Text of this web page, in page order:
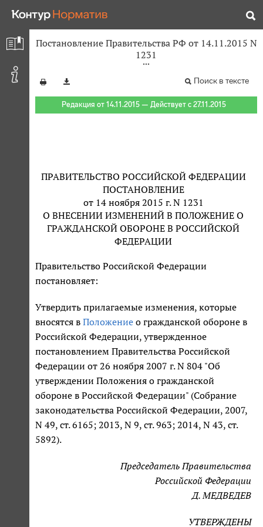
Постановление Правительства РФ от 14.11.2015 N
1231
Поиск в тексте
Редакция от 14.11.2015 — Действует с 27.11.2015
ПРАВИТЕЛЬСТВО РОССИЙСКОЙ ФЕДЕРАЦИИ
ПОСТАНОВЛЕНИЕ
от 14 ноября 2015 г. N 1231
О ВНЕСЕНИИ ИЗМЕНЕНИЙ В ПОЛОЖЕНИЕ О
ГРАЖДАНСКОЙ ОБОРОНЕ В РОССИЙСКОЙ
ФЕДЕРАЦИИ
Правительство Российской Федерации
постановляет:
Утвердить прилагаемые изменения, которые
вносятся в Положение о гражданской обороне в
Российской Федерации, утвержденное
постановлением Правительства Российской
Федерации от 26 ноября 2007 г. N 804 "Об
утверждении Положения о гражданской
обороне в Российской Федерации" (Собрание
законодательства Российской Федерации, 2007,
N 49, ст. 6165; 2013, N 9, ст. 963; 2014, N 43, ст.
5892).
Председатель Правительства
Российской Федерации
Д. МЕДВЕДЕВ
УТВЕРЖДЕНЫ